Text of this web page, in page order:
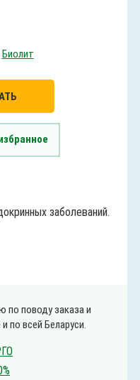
Биолит
заболеваний.
по поводу заказа и
по всей Беларуси.